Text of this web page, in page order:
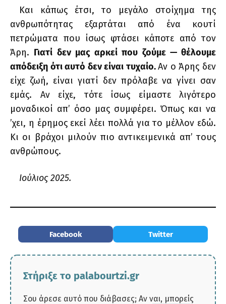
Και κάπως έτσι, το μεγάλο στοίχημα της
ανθρωπότητας εξαρτάται από ένα κουτί
πετρώματα που ίσως φτάσει κάποτε από τον
Άρη. Γιατί δεν μας αρκεί που ζούμε — θέλουμε
απόδειξη ότι αυτό δεν είναι τυχαίο.Αν ο Άρης δεν
είχε ζωή, είναι γιατί δεν πρόλαβε να γίνει σαν
εμάς. Αν είχε, τότε ίσως είμαστε λιγότερο
μοναδικοί απ’ όσο μας συμφέρει. Όπως και να
’χει, η έρημος εκεί λέει πολλά για το μέλλον εδώ.
Κι οι βράχοι μιλούν πιο αντικειμενικά απ’ τους
ανθρώπους.
Ιούλιος 2025.
Facebook Twitter
Στήριξε το palabourtzi.gr
Σου άρεσε αυτό που διάβασες; Αν ναι, μπορείς